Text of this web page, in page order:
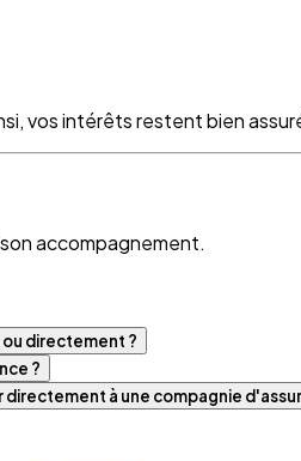
vos intérêts restent bien
accompagnement.
ou directement ?
?
à une compagnie